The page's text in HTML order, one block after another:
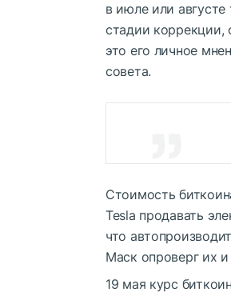
в июле или
стадии коррекции,
это его личное
совета.
Стоимость
Tesla продавать
что
Маск опроверг их
19 мая курс